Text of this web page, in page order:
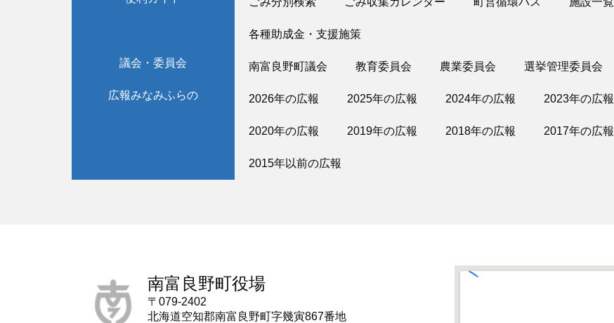
各種助成金・支援施策
議会・委員会 南富良野町議会 教育委員会 農業委員会 選挙管理委員会
広報みなみふらの 2026年の広報 2025年の広報 2024年の広報 2023年の広報
2020年の広報 2019年の広報 2018年の広報 2017年の広報
2015年以前の広報
南富良野町役場
〒079-2402
北海道空知郡南富良野町字幾寅867番地